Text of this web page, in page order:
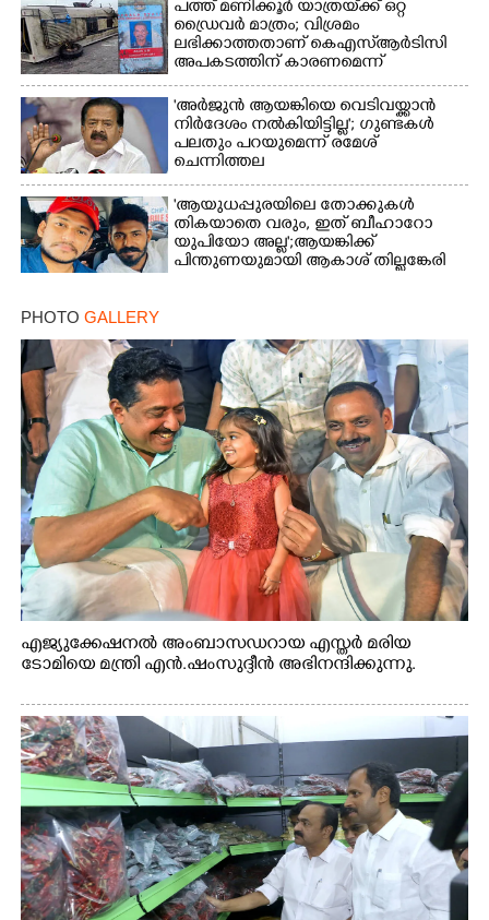
പത്ത് മണിക്കൂർ യാത്രയ്‌ക്ക് ഒറ്റ
ഡ്രൈവർ മാത്രം; വിശ്രമം
ലഭിക്കാത്തതാണ് കെഎസ്‌ആർടിസി
അപകടത്തിന് കാരണമെന്ന്
വിമർശനം
'അർജുൻ ആയങ്കിയെ വെടിവയ്ക്കാൻ
നിർദേശം നൽകിയിട്ടില്ല'; ഗുണ്ടകൾ
പലതും പറയുമെന്ന് രമേശ്
ചെന്നിത്തല
'ആയുധപ്പുരയിലെ തോക്കുകൾ
തികയാതെ വരും, ഇത് ബീഹാറോ
യുപിയോ അല്ല';ആയങ്കിക്ക്
പിന്തുണയുമായി ആകാശ് തില്ലങ്കേരി
PHOTO GALLERY
എജ്യുക്കേഷനൽ അംബാസഡറായ എസ്തർ മരിയ
ടോമിയെ മന്ത്രി എൻ.ഷംസുദ്ദീൻ അഭിനന്ദിക്കുന്നു.